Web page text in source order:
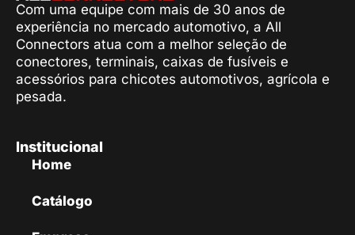
Com uma equipe com mais de 30 anos de
experiência no mercado automotivo, a All
Connectors atua com a melhor seleção de
conectores, terminais, caixas de fusíveis e
acessórios para chicotes automotivos, agrícola e
pesada.
Institucional
Home
Catálogo